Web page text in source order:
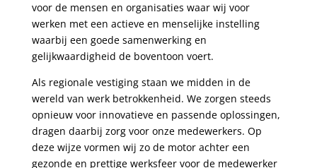
voor de mensen en organisaties waar wij voor
werken met een actieve en menselijke instelling
waarbij een goede samenwerking en
gelijkwaardigheid de boventoon voert.
Als regionale vestiging staan we midden in de
wereld van werk betrokkenheid. We zorgen steeds
opnieuw voor innovatieve en passende oplossingen,
dragen daarbij zorg voor onze medewerkers. Op
deze wijze vormen wij zo de motor achter een
gezonde en prettige werksfeer voor de medewerker